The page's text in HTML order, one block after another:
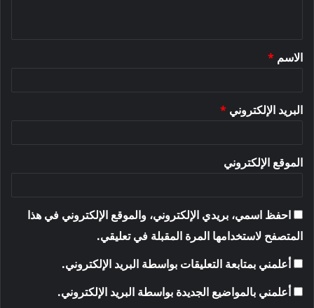
*
الاسم *
البريد الإلكتروني *
الموقع الإلكتروني
احفظ اسمي، بريدي الإلكتروني، والموقع الإلكتروني في هذا
المتصفح لاستخدامها المرة المقبلة في تعليقي.
أعلمني بمتابعة التعليقات بواسطة البريد الإلكتروني.
أعلمني بالمواضيع الجديدة بواسطة البريد الإلكتروني.